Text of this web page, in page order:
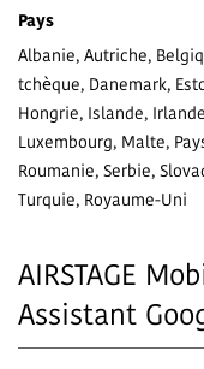
Pays
Albanie, Autriche,
tchèque, Danemark,
Hongrie, Islande,
Luxembourg, Malte,
Roumanie, Serbie,
Turquie, Royaume-Uni
AIRSTAGE
Assistant